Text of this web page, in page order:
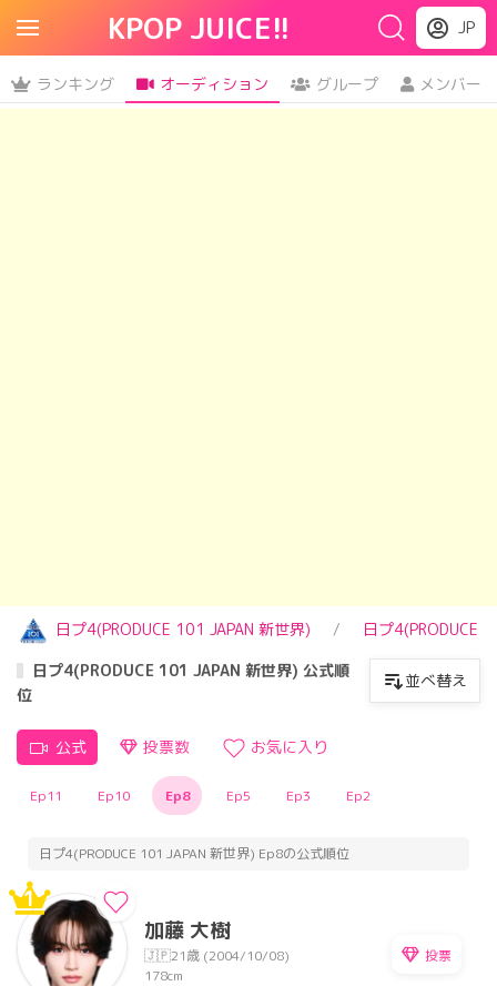
KPOP JUICE!! JP
ランキング オーディション グループ メンバー
日プ4(PRODUCE 101 JAPAN 新世界)
日プ4(PRODUCE
日プ4(PRODUCE 101 JAPAN 新世界) 公式順
位
並べ替え
公式 投票数 お気に入り
Ep11 Ep10 Ep8 Ep5 Ep3 Ep2
日プ4(PRODUCE 101 JAPAN 新世界) Ep8の公式順位
1
加藤 大樹
🇯🇵21歳 (2004/10/08)
178cm
投票